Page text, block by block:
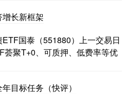
长新框架
国泰（551880）上一交易日
聚T+0、可质押、低费率等优
目标任务（快评）